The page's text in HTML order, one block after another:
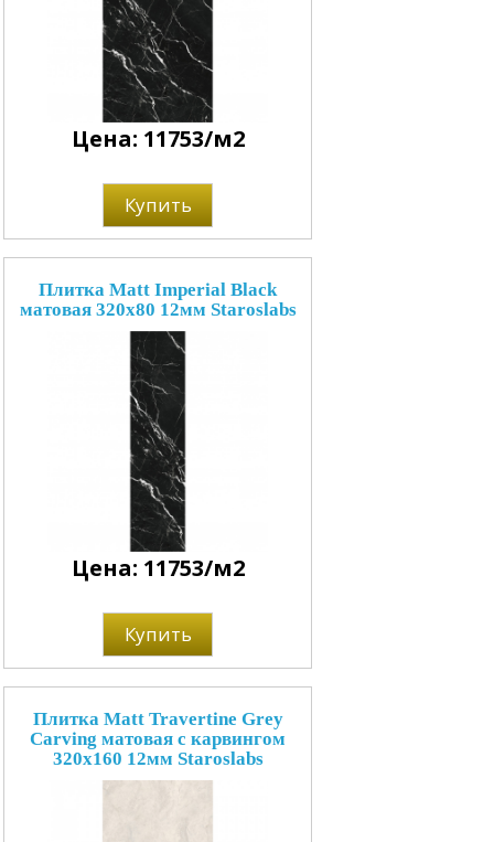
Цена: 11753/м2
Купить
Плитка Matt Imperial Black
матовая 320x80 12мм Staroslabs
Цена: 11753/м2
Купить
Плитка Matt Travertine Grey
Carving матовая с карвингом
320x160 12мм Staroslabs